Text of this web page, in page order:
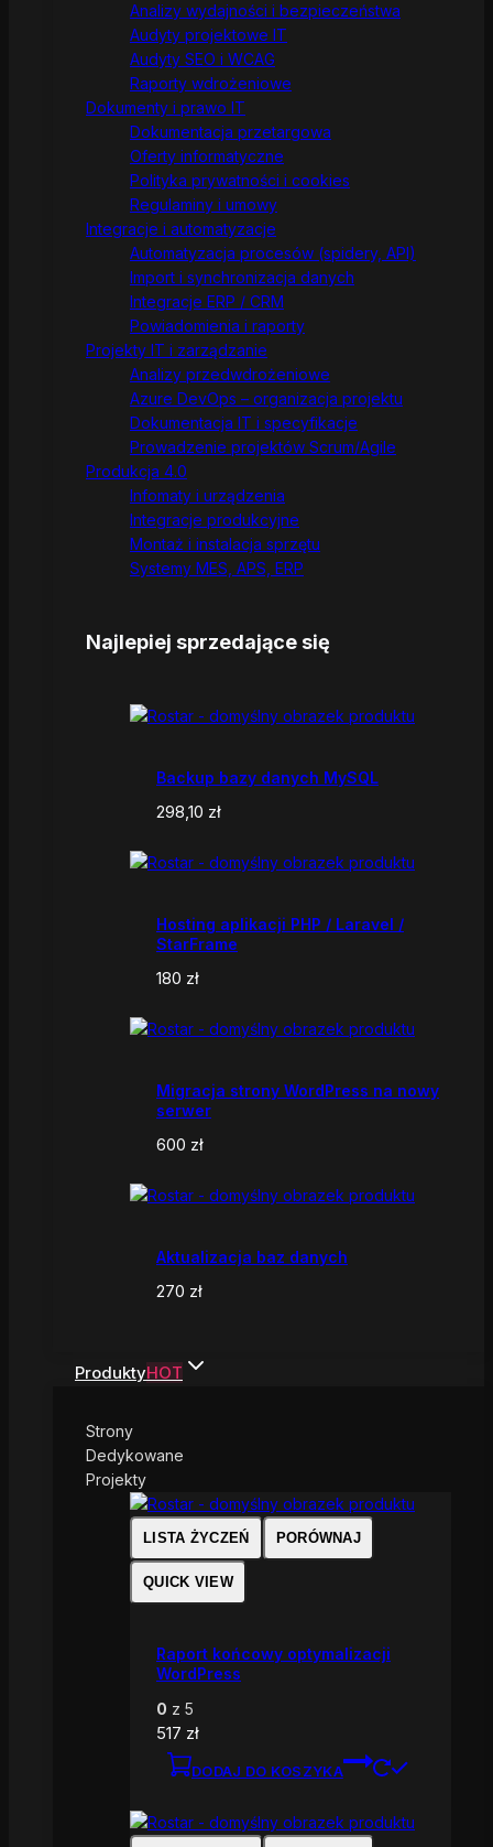
Analizy wydajności i bezpieczeństwa
Audyty projektowe IT
Audyty SEO i WCAG
Raporty wdrożeniowe
Dokumenty i prawo IT
Dokumentacja przetargowa
Oferty informatyczne
Polityka prywatności i cookies
Regulaminy i umowy
Integracje i automatyzacje
Automatyzacja procesów (spidery, API)
Import i synchronizacja danych
Integracje ERP / CRM
Powiadomienia i raporty
Projekty IT i zarządzanie
Analizy przedwdrożeniowe
Azure DevOps – organizacja projektu
Dokumentacja IT i specyfikacje
Prowadzenie projektów Scrum/Agile
Produkcja 4.0
Infomaty i urządzenia
Integracje produkcyjne
Montaż i instalacja sprzętu
Systemy MES, APS, ERP
Najlepiej sprzedające się
Backup bazy danych MySQL
298,10 zł
Hosting aplikacji PHP / Laravel /
StarFrame
180 zł
Migracja strony WordPress na nowy
serwer
600 zł
Aktualizacja baz danych
270 zł
ProduktyHOT
Strony
Dedykowane
Projekty
LISTA ŻYCZEŃ PORÓWNAJ
QUICK VIEW
Raport końcowy optymalizacji
WordPress
0 z 5
517 zł
DODAJ DO KOSZYKA